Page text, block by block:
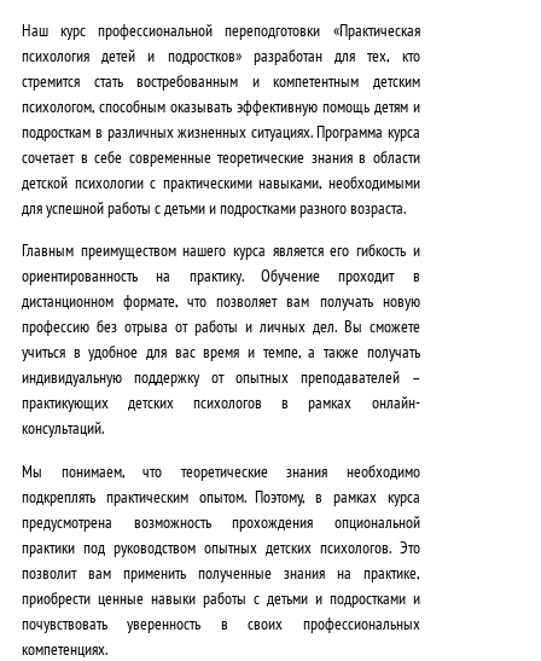
Наш курс профессиональной переподготовки «Практическая
психология детей и подростков» разработан для тех, кто
стремится стать востребованным и компетентным детским
психологом, способным оказывать эффективную помощь детям и
подросткам в различных жизненных ситуациях.Программа курса
сочетает в себе современные теоретические знания в области
детской психологии с практическими навыками, необходимыми
для успешной работы с детьми и подростками разного возраста.
Главным преимуществом нашего курса является его гибкость и
ориентированность на практику. Обучение проходит в
дистанционном формате,что позволяет вам получать новую
профессию без отрыва от работы и личных дел. Вы сможете
учиться в удобное для вас время и темпе, а также получать
индивидуальную поддержку от опытных преподавателей –
практикующих детских психологов в рамках онлайн-
консультаций.
Мы понимаем, что теоретические знания необходимо
подкреплять практическим опытом. Поэтому,в рамках курса
предусмотрена возможность прохождения опциональной
практики под руководством опытных детских психологов. Это
позволит вам применить полученные знания на практике,
приобрести ценные навыки работы с детьми и подростками и
почувствовать уверенность в своих профессиональных
компетенциях.